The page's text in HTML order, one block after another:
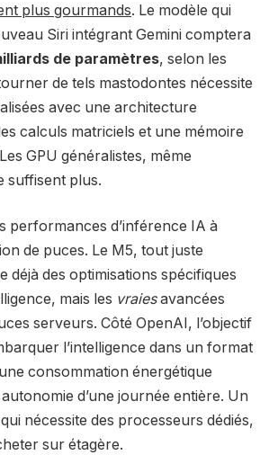
plus gourmands. Le modèle qui
Siri intégrant Gemini comptera
de paramètres, selon les
de tels mastodontes nécessite
avec une architecture
calculs matriciels et une mémoire
GPU généralistes, même
suffisent plus.
performances d’inférence IA à
de puces. Le M5, tout juste
déjà des optimisations spécifiques
mais les vraiesavancées
serveurs. Côté OpenAI, l’objectif
l’intelligence dans un format
consommation énergétique
d’une journée entière. Un
nécessite des processeurs dédiés,
sur étagère.